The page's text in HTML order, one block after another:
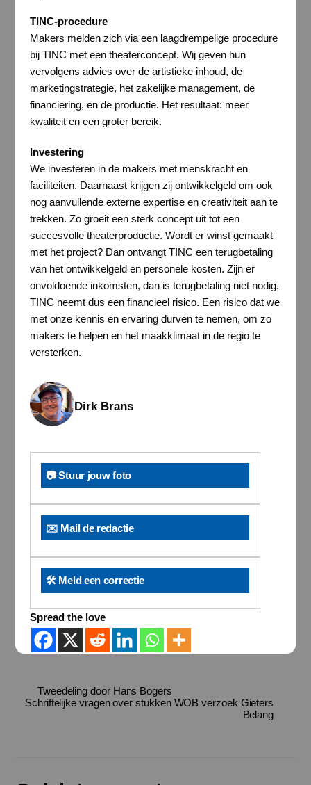
TINC-procedure
Makers melden zich via een laagdrempelige procedure
bij TINC met een theaterconcept. Wij geven hun
vervolgens advies over de artistieke inhoud, de
marketingstrategie, het zakelijke management, de
financiering, en de productie. Het resultaat: meer
kwaliteit en een groter bereik.
Investering
We investeren in de makers met menskracht en
faciliteiten. Daarnaast krijgen zij ontwikkelgeld om ook
nog aanvullende externe expertise en creativiteit aan te
trekken. Zo groeit een sterk concept uit tot een
succesvolle theaterproductie. Wordt er winst gemaakt
met het project? Dan ontvangt TINC een terugbetaling
van het ontwikkelgeld en personele kosten. Zijn er
onvoldoende inkomsten, dan is terugbetaling niet nodig.
TINC neemt dus een financieel risico. Een risico dat we
met onze kennis en ervaring durven te nemen, om zo
makers te helpen en het maakklimaat in de regio te
versterken.
Dirk Brans
📷 Stuur jouw foto
✉️ Mail de redactie
🛠️ Meld een correctie
Spread the love
Tweedeling door Hans Bogers
Schriftelijke vragen over stukken WOB verzoek Gieters
Belang